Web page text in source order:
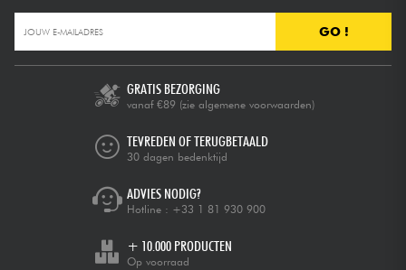
GO !
GRATIS BEZORGING
vanaf €89 (zie algemene voorwaarden)
TEVREDEN OF TERUGBETAALD
30 dagen bedenktijd
ADVIES NODIG?
Hotline : +33 1 81 930 900
+ 10.000 PRODUCTEN
Op voorraad